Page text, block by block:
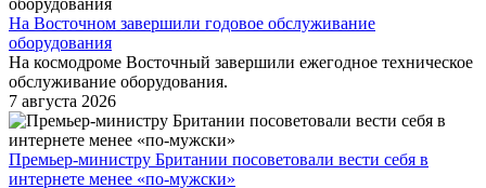
На Восточном завершили годовое обслуживание
оборудования
На космодроме Восточный завершили ежегодное техническое
обслуживание оборудования.
7 августа 2026
Премьер-министру Британии посоветовали вести себя в
интернете менее «по-мужски»